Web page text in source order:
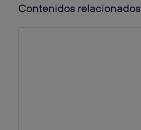
Contenidos relacionados